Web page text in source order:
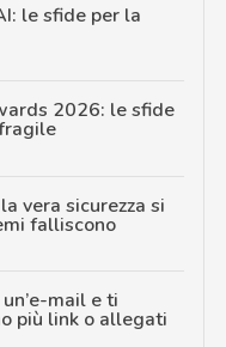
le sfide per la
2026: le sfide
vera sicurezza si
falliscono
mail e ti
più link o allegati